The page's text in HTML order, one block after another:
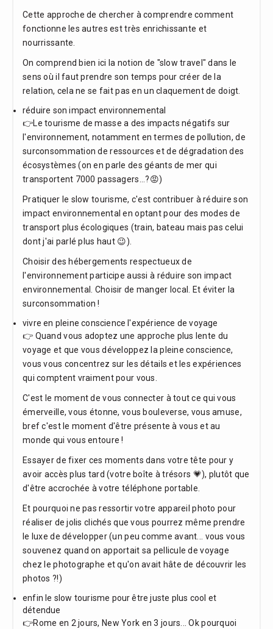
Cette approche de chercher à comprendre comment
fonctionne les autres est très enrichissante et
nourrissante.
On comprend bien ici la notion de "slow travel" dans le
sens où il faut prendre son temps pour créer de la
relation, cela ne se fait pas en un claquement de doigt.
réduire son impact environnemental
👉Le tourisme de masse a des impacts négatifs sur
l'environnement, notamment en termes de pollution, de
surconsommation de ressources et de dégradation des
écosystèmes (on en parle des géants de mer qui
transportent 7000 passagers...?😡)
Pratiquer le slow tourisme, c'est contribuer à réduire son
impact environnemental en optant pour des modes de
transport plus écologiques (train, bateau mais pas celui
dont j'ai parlé plus haut 😉).
Choisir des hébergements respectueux de
l'environnement participe aussi à réduire son impact
environnemental. Choisir de manger local. Et éviter la
surconsommation !
vivre en pleine conscience l'expérience de voyage
👉 Quand vous adoptez une approche plus lente du
voyage et que vous développez la pleine conscience,
vous vous concentrez sur les détails et les expériences
qui comptent vraiment pour vous.
C'est le moment de vous connecter à tout ce qui vous
émerveille, vous étonne, vous bouleverse, vous amuse,
bref c'est le moment d'être présente à vous et au
monde qui vous entoure !
Essayer de fixer ces moments dans votre tête pour y
avoir accès plus tard (votre boîte à trésors 💗), plutôt que
d'être accrochée à votre téléphone portable.
Et pourquoi ne pas ressortir votre appareil photo pour
réaliser de jolis clichés que vous pourrez même prendre
le luxe de développer (un peu comme avant... vous vous
souvenez quand on apportait sa pellicule de voyage
chez le photographe et qu'on avait hâte de découvrir les
photos ?!)
enfin le slow tourisme pour être juste plus cool et
détendue
👉Rome en 2 jours, New York en 3 jours... Ok pourquoi